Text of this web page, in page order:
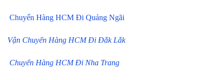
Chuyển Hàng HCM Đi Quảng Ngãi
Vận Chuyển Hàng HCM Đi Đắk Lắk
Chuyển Hàng HCM Đi Nha Trang